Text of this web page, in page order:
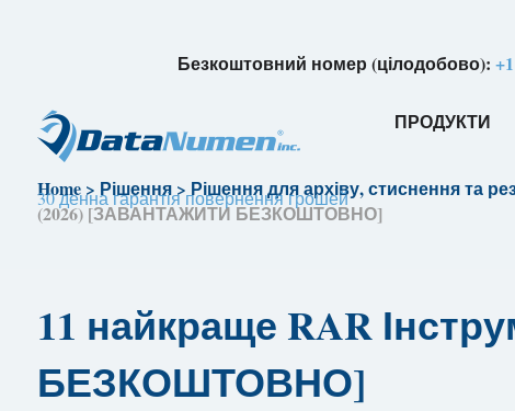
Безкоштовний номер (цілодобово):
30 денна гарантія повернення грошей
ПРОДУКТИ
Home> Рішення> Рішення для архіву, стиснення та
(2026) [ЗАВАНТАЖИТИ БЕЗКОШТОВНО]
11 найкраще RAR
БЕЗКОШТОВНО]